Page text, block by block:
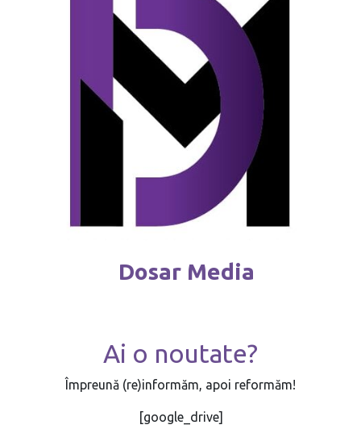
februarie 4 / 2026
Dosar Media
Ai o noutate?
Împreună (re)informăm, apoi reformăm!
[google_drive]